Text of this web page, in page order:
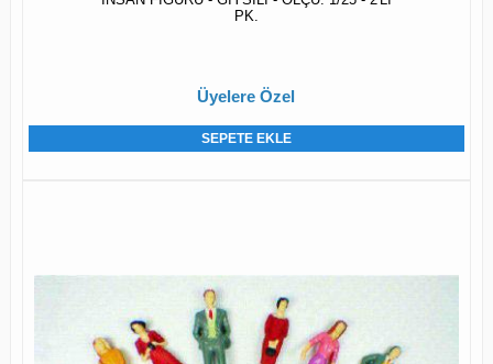
PK.
Üyelere Özel
SEPETE EKLE